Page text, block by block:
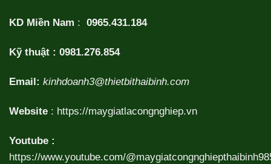
KD Miền Nam : 0965.431.184
Kỹ thuật : 0981.276.854
Email: kinhdoanh3@thietbithaibinh.com
Website : https://maygiatlacongnghiep.vn
Youtube :
https://www.youtube.com/